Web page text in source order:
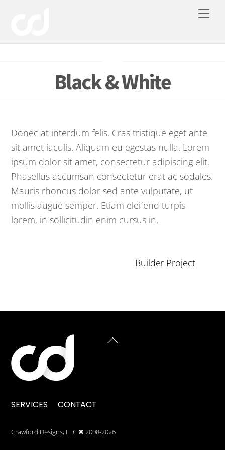
Black & White
Donec at interdum felis. Cras tristique eget ante
sit amet iaculis. Aliquam eu egestas nulla. Lorem
ipsum dolor sit amet, consectetur adipiscing elit.
Phasellus accumsan consectetur erat ac sodales.
Mauris rhoncus dolor sed ante vulputate, ut
mollis augue semper. Etiam eleifend turpis
lorem, in sollicitudin enim cursus in.
Builder Project
BACK
SERVICES CONTACT
Crawford Designs, LLC ✖︎ 2008-2026